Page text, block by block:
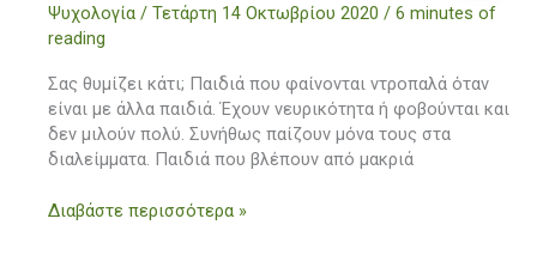
Ψυχολογία / Τετάρτη 14 Οκτωβρίου 2020 / 6 minutes of
reading
Σας θυμίζει κάτι; Παιδιά που φαίνονται ντροπαλά όταν
είναι με άλλα παιδιά. Έχουν νευρικότητα ή φοβούνται και
δεν μιλούν πολύ. Συνήθως παίζουν μόνα τους στα
διαλείμματα. Παιδιά που βλέπουν από μακριά
ντροπαλών
παιδιών
και
πώς
να
τους
Διαβάστε περισσότερα »